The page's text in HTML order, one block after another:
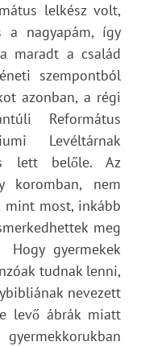
lelkész volt,
a nagyapám, így
maradt a család
szempontból
azonban, a régi
Református
Levéltárnak
lett belőle. Az
koromban, nem
mint most, inkább
meg
gyermekek
tudnak lenni,
nevezett
levő ábrák miatt